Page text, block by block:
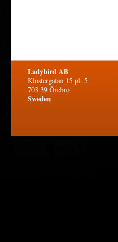
Ladybird AB
Klostergatan 15 pl. 5
703 39 Örebro
Sweden